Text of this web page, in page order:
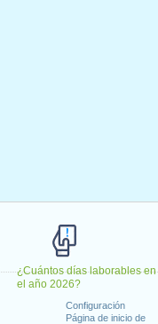
¿Cuántos días laborables en
el año 2026?
Configuración
Página de inicio de